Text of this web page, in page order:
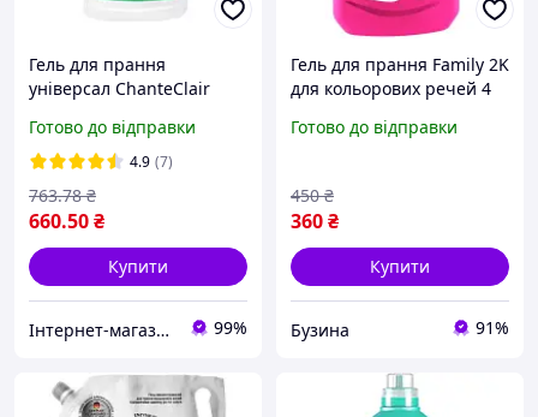
Гель для прання
універсал ChanteClair
прань
Готово до відправки
4.9 (7)
660.50₴
763.78 ₴
Купити
Інтернет-магазин "Esto" 99%
Гель для прання Family 2K
для кольорових речей 4
Готово до відправки
360₴
450 ₴
Купити
Бузина 91%